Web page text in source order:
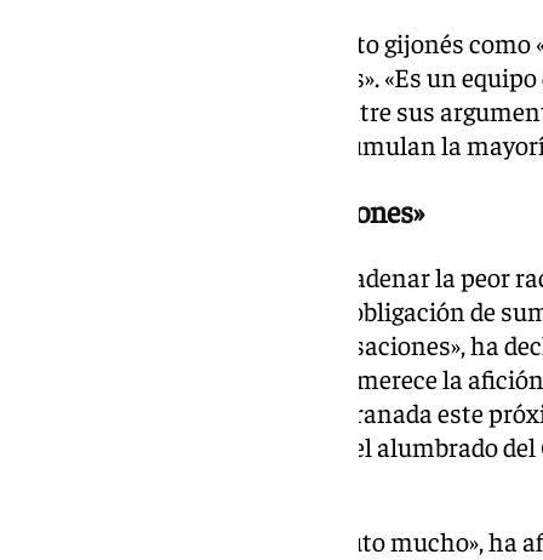
Pacheta ha analizado al conjunto gijonés
que hay cosas muy interesantes». «Es un
hostia detrás», ha sostenido. Entre sus
Dubasin y Gelabert, quienes acumulan la
«Acabar con buenas sensaciones»
El Granada está al borde de encadenar la peor
por eso Pacheta se siente en la obligación de
hay que acabar con buenas sensaciones», ha
que «se lo merece la gente, se lo merece la
una programación amplia en Granada este
ante el Sporting coincidirá con el alumbrado
«Esto me quita años, pero disfruto mucho», ha